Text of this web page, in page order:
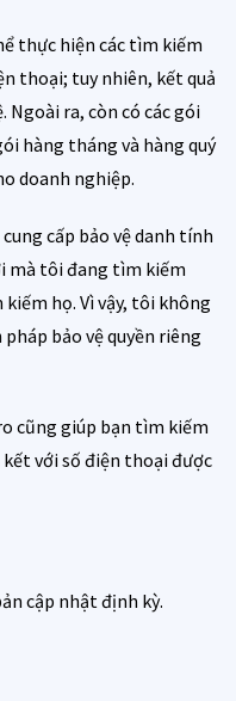
thực hiện các tìm kiếm
thoại; tuy nhiên, kết quả
ra, còn có các gói
hàng tháng và hàng quý
doanh nghiệp.
cấp bảo vệ danh tính
mà tôi đang tìm kiếm
họ. Vì vậy, tôi không
pháp bảo vệ quyền riêng
cũng giúp bạn tìm kiếm
với số điện thoại được
cập nhật định kỳ.